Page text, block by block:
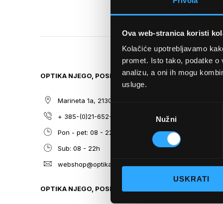
Ova web-stranica koristi
Kolačiće upotrebljavamo
promet. Isto tako, podatke
analizu, a oni ih mogu
usluge.
pristanka
Nužni
USKRATI
OF
GALLERY
OPTIKA NJEGO, POSLOVNICA 1
Marineta 1a, 21300 Makarska
+ 385-(0)21-652-102
Pon - pet: 08 - 22h,
Sub: 08 - 22h
webshop@optikanjego.hr
OPTIKA NJEGO, POSLOVNICA 2
SITEMAP
Blog